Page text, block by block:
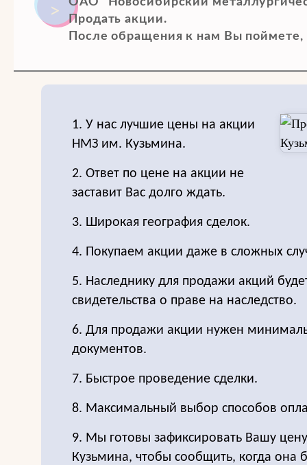
Продать акции.
После обращения к нам Вы поймете,
1. У нас лучшие цены на акции
НМЗ им. Кузьмина.
2. Ответ по цене на акции не
заставит Вас долго ждать.
3. Широкая география сделок.
4. Покупаем акции даже в сложных
5. Наследнику для продажи акций
свидетельства о праве на наследство.
6. Для продажи акции нужен
документов.
7. Быстрое проведение сделки.
8. Максимальный выбор способов
9. Мы готовы зафиксировать Вашу
Кузьмина, чтобы сообщить, когда она